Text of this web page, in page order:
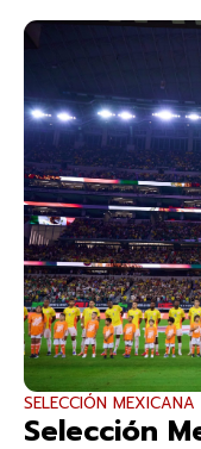
SELECCIÓN MEXICANA
Selección